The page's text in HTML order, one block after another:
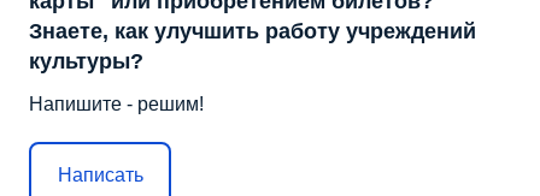
Знаете, как улучшить работу учреждений
культуры?
Напишите - решим!
Написать